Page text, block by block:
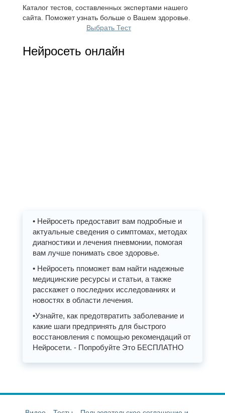
Каталог тестов, составленных экспертами нашего
сайта. Поможет узнать больше о Вашем здоровье.
Выбрать Тест
Нейросеть онлайн
• Нейросеть предоставит вам подробные и
актуальные сведения о симптомах, методах
диагностики и лечения пневмонии, помогая
вам лучше понимать свое здоровье.
• Нейросеть ппоможет вам найти надежные
медицинские ресурсы и статьи, а также
расскажет о последних исследованиях и
новостях в области лечения.
•Узнайте, как предотвратить заболевание и
какие шаги предпринять для быстрого
восстановления с помощью рекомендаций от
Нейросети. - Попробуйте Это БЕСПЛАТНО